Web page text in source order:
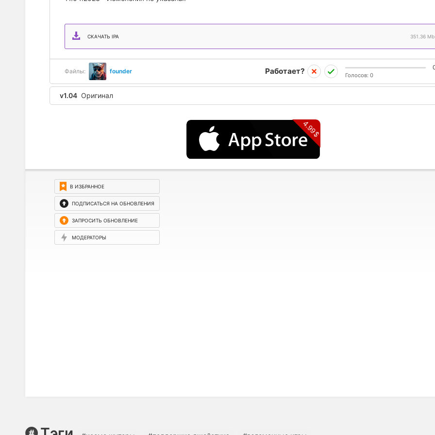
СКАЧАТЬ IPA 351.36 Mb
Файлы: founder Работает? Голосов: 0
v1.04 Оригинал
4.99$
В ИЗБРАННОЕ
ПОДПИСАТЬСЯ НА ОБНОВЛЕНИЯ
ЗАПРОСИТЬ ОБНОВЛЕНИЕ
МОДЕРАТОРЫ